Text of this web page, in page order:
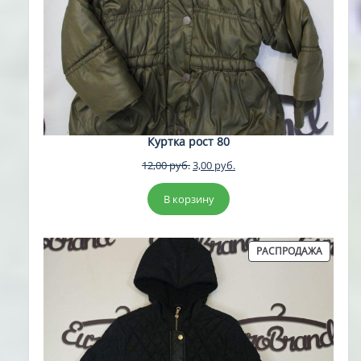
Куртка рост 80
12,00руб.Первоначальная
цена
составляла
12,00 руб..
3,00 руб.Текущая
В корзину
РАСПРОДАЖА
ТОВАР